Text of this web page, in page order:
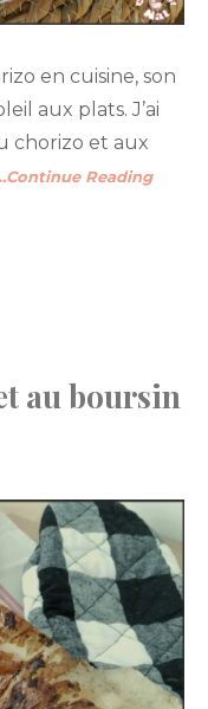
en cuisine, son
aux plats. J’ai
chorizo et aux
Reading
au boursin